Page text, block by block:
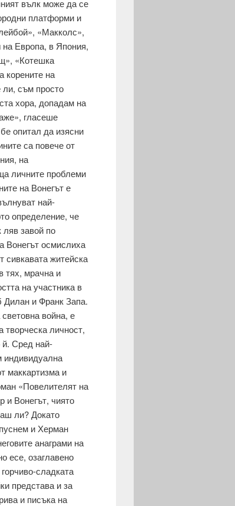
вълк може да се
платформи и
«Макколс»,
Европа, в Япония,
«Котешка
корените на
ли, съм просто
хора, допадам на
гласеше
опитал да изясни
са повече от
на
личните проблеми
на Вонегът е
най-
определение, че
завой по
Вонегът осмислиха
сивкавата житейска
тях, мрачна и
на участника в
Дилан и Франк Запа.
война, е
личност,
й. Сред най-
индивидуална
маккартизма и
«Повелителят на
и Вонегът, чиято
ли? Докато
и Херман
анаграми на
есе, озаглавено
сладката
представа и за
и писъка на